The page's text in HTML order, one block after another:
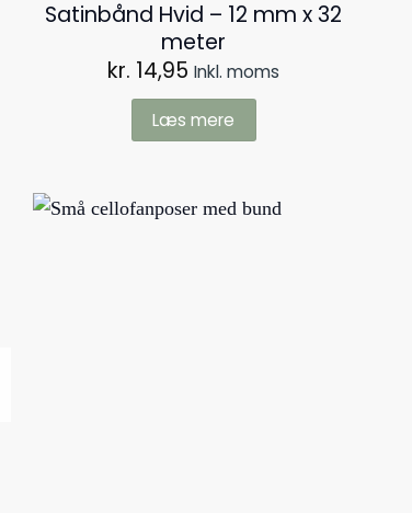
Satinbånd Hvid – 12 mm x 32
meter
kr. 14,95 Inkl. moms
Læs mere